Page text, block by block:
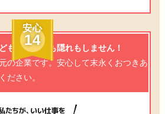
安心
14
もは、逃げも隠れもしません！
の企業です。安心して末永くおつきあ
ださい。